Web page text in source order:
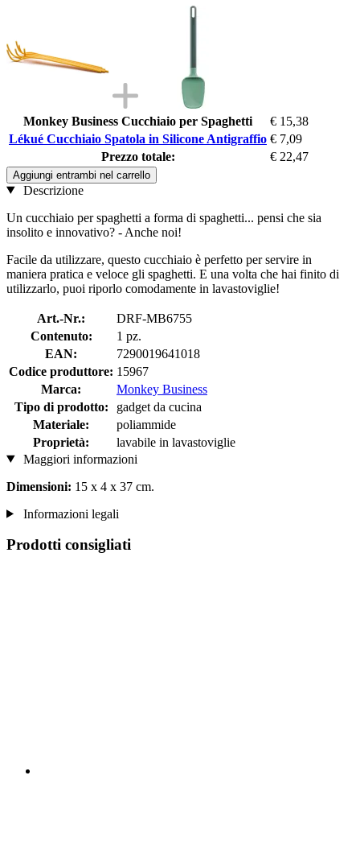
Monkey Business Cucchiaio per Spaghetti
€ 15,38
Lékué Cucchiaio Spatola in Silicone Antigraffio € 7,09
Prezzo totale:
€ 22,47
Aggiungi entrambi nel carrello
Descrizione
Un cucchiaio per spaghetti a forma di spaghetti... pensi che sia
insolito e innovativo? - Anche noi!
Facile da utilizzare, questo cucchiaio è perfetto per servire in
maniera pratica e veloce gli spaghetti. E una volta che hai finito di
utilizzarlo, puoi riporlo comodamente in lavastoviglie!
Art.-Nr.:
DRF-MB6755
Contenuto:
1 pz.
EAN:
7290019641018
Codice produttore: 15967
Marca:
Monkey Business
Tipo di prodotto:
gadget da cucina
Materiale:
poliammide
Proprietà:
lavabile in lavastoviglie
Maggiori informazioni
Dimensioni: 15 x 4 x 37 cm.
Informazioni legali
Prodotti consigliati